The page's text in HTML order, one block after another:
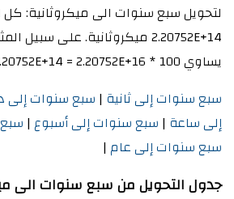
يساوي 100 * 2.20752E+14 = 2.20752E+16 ميكروثانية وهكذا.
سبع سنوات إلى ثانية | سبع سنوات إلى
إلى ساعة | سبع سنوات إلى أسبوع |
سبع سنوات إلى عام |
جدول التحويل من سبع سنوات الى